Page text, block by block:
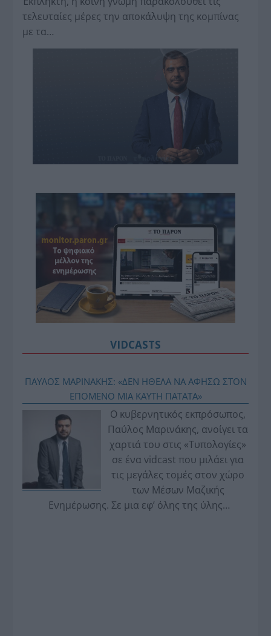
τελευταίες μέρες την αποκάλυψη της κο­μπίνας
με τα…
VIDCASTS
ΠΑΥΛΟΣ ΜΑΡΙΝΑΚΗΣ: «ΔΕΝ ΗΘΕΛΑ ΝΑ ΑΦΗΣΩ ΣΤΟΝ
ΕΠΟΜΕΝΟ ΜΙΑ ΚΑΥΤΗ ΠΑΤΑΤΑ»
Ο κυβερνητικός εκπρόσωπος,
Παύλος Μαρινάκης, ανοίγει τα
χαρτιά του στις «Τυπολογίες»
σε ένα vidcast που μιλάει για
τις μεγάλες τομές στον χώρο
των Μέσων Μαζικής
Ενημέρωσης. Σε μια εφ’ όλης της ύλης